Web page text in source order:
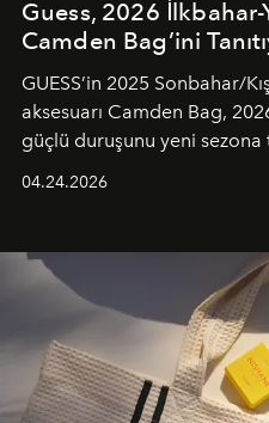
Guess, 2026 İlkbahar-
Camden Bag’ini
GUESS’in 2025 Sonbahar/
aksesuarı Camden Bag,
güçlü duruşunu yeni
04.24.2026